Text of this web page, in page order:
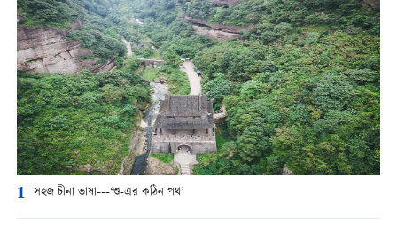
1 সহজ চীনা ভাষা---‘শু-এর কঠিন পথ’